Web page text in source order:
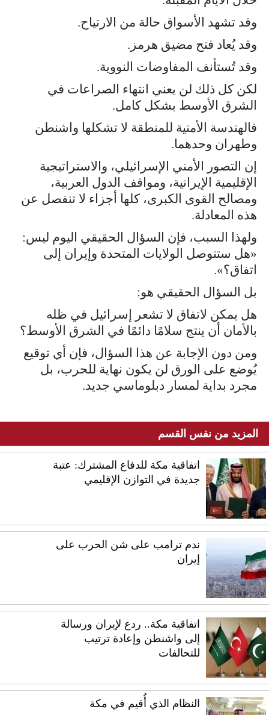
وقد تشهد الأسواق حالة من الارتياح.
وقد يُعاد فتح مضيق هرمز.
وقد تُستأنف المفاوضات النووية.
لكن كل ذلك لن يعني انتهاء الصراعات في
الشرق الأوسط بشكل كامل.
فالهندسة الأمنية للمنطقة لا تشكلها واشنطن
وطهران وحدهما.
إن التصور الأمني الإسرائيلي، والاستراتيجية
الإقليمية الإيرانية، ومواقف الدول العربية،
ومصالح القوى الكبرى، كلها أجزاء لا تنفصل عن
هذه المعادلة.
ولهذا السبب، فإن السؤال الحقيقي اليوم ليس:
«هل ستتوصل الولايات المتحدة وإيران إلى
اتفاق؟».
بل السؤال الحقيقي هو:
هل يمكن لاتفاق لا تشعر إسرائيل في ظله
بالأمان أن ينتج سلامًا دائمًا في الشرق الأوسط؟
ومن دون الإجابة عن هذا السؤال، فإن أي توقيع
يُوضع على الورق لن يكون نهاية للحرب، بل
مجرد بداية لمسار دبلوماسي جديد.
المزيد من نفس القسم
اتفاقية مكة للدفاع المشترك: عتبة
جديدة في التوازن الإقليمي
ندم ترامب على شن الحرب على
إيران
اتفاقية مكة.. ردع لإيران ورسالة
إلى واشنطن وإعادة ترتيب
للتحالفات
النظام الذي أُقيم في مكة